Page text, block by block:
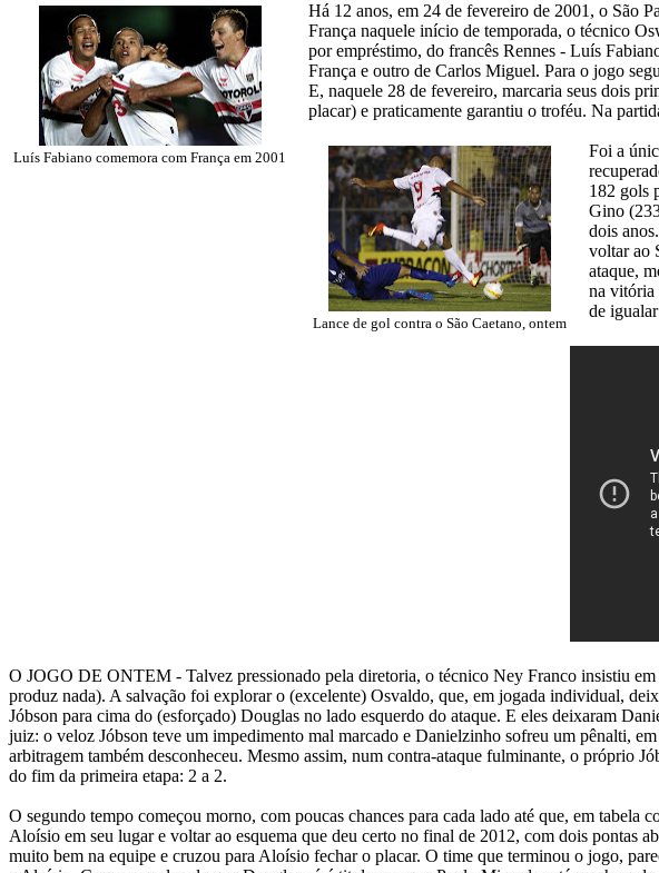
Luís Fabiano comemora com França em 2001
Há 12 anos, em 24 de fevereiro de 2001, o São
França naquele início de temporada, o técnico
por empréstimo, do francês Rennes - Luís
França e outro de Carlos Miguel. Para o jogo
E, naquele 28 de fevereiro, marcaria seus dois
placar) e praticamente garantiu o troféu. Na
Lance de gol contra o São Caetano, ontem
Foi a
182 gols
Gino
dois
voltar ao
ataque,
na vitória
de
O JOGO DE ONTEM - Talvez pressionado pela diretoria, o técnico Ney Franco insistiu
produz nada). A salvação foi explorar o (excelente) Osvaldo, que, em jogada individual,
Jóbson para cima do (esforçado) Douglas no lado esquerdo do ataque. E eles deixaram
juiz: o veloz Jóbson teve um impedimento mal marcado e Danielzinho sofreu um pênalti,
arbitragem também desconheceu. Mesmo assim, num contra-ataque fulminante, o próprio
do fim da primeira etapa: 2 a 2.
O segundo tempo começou morno, com poucas chances para cada lado até que, em
Aloísio em seu lugar e voltar ao esquema que deu certo no final de 2012, com dois pontas
muito bem na equipe e cruzou para Aloísio fechar o placar. O time que terminou o jogo,